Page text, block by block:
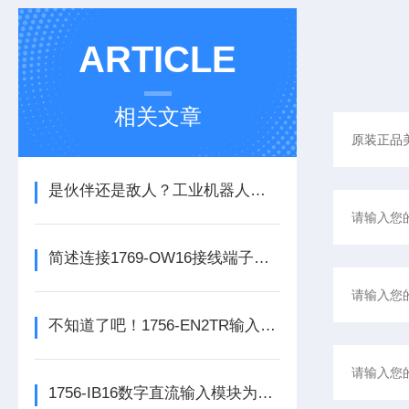
ARTICLE
相关文章
是伙伴还是敌人？工业机器人的未来之路
简述连接1769-OW16接线端子所需要注意的事项
不知道了吧！1756-EN2TR输入模块是数控系统动力的保障
1756-IB16数字直流输入模块为整个自动化系统提供精准的数据支撑